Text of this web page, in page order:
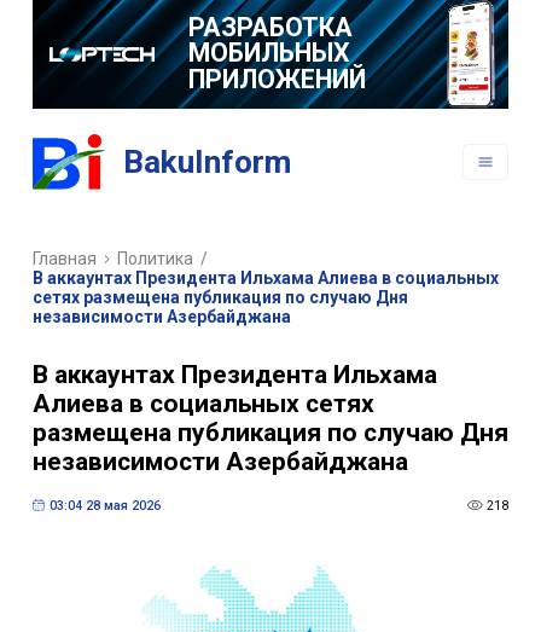
РАЗРАБОТКА
МОБИЛЬНЫХ
ПРИЛОЖЕНИЙ
BakuInform
Главная Политика /
В аккаунтах Президента Ильхама Алиева в социальных
сетях размещена публикация по случаю Дня
независимости Азербайджана
В аккаунтах Президента Ильхама
Алиева в социальных сетях
размещена публикация по случаю Дня
независимости Азербайджана
03:04 28 мая 2026 218